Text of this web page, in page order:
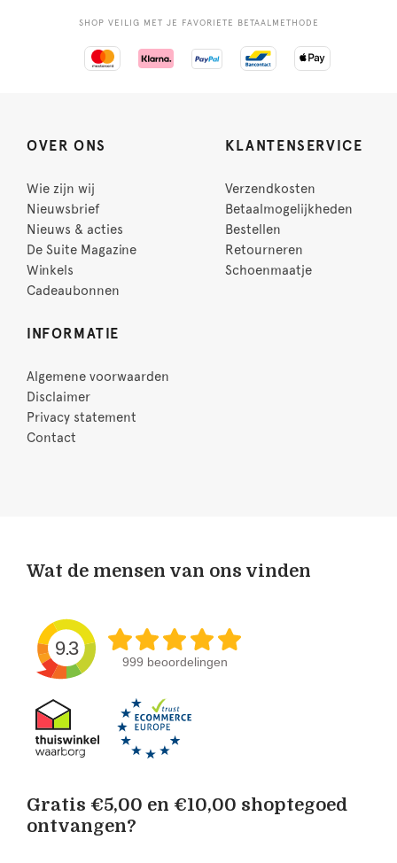
SHOP VEILIG MET JE FAVORIETE BETAALMETHODE
OVER ONS
Wie zijn wij
Nieuwsbrief
Nieuws & acties
De Suite Magazine
Winkels
Cadeaubonnen
KLANTENSERVICE
Verzendkosten
Betaalmogelijkheden
Bestellen
Retourneren
Schoenmaatje
INFORMATIE
Algemene voorwaarden
Disclaimer
Privacy statement
Contact
Wat de mensen van ons vinden
9.3
999 beoordelingen
Gratis €5,00 en €10,00 shoptegoed
ontvangen?